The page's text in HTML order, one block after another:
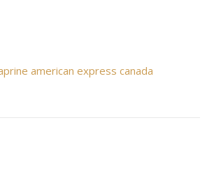
american express canada